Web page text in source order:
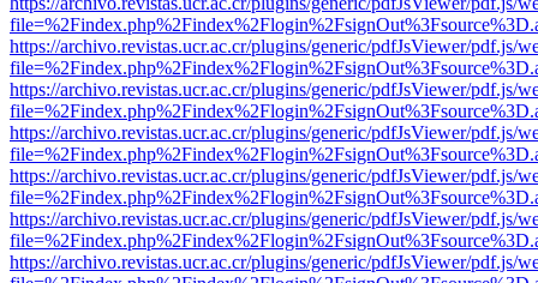
https://archivo.revistas.ucr.ac.cr/plugins/generic/pdfJsViewer/pdf.js/
https://archivo.revistas.ucr.ac.cr/plugins/generic/pdfJsViewer/pdf.js/
https://archivo.revistas.ucr.ac.cr/plugins/generic/pdfJsViewer/pdf.js/
https://archivo.revistas.ucr.ac.cr/plugins/generic/pdfJsViewer/pdf.js/
https://archivo.revistas.ucr.ac.cr/plugins/generic/pdfJsViewer/pdf.js/
https://archivo.revistas.ucr.ac.cr/plugins/generic/pdfJsViewer/pdf.js/